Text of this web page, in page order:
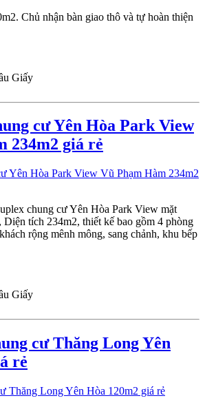
Chủ nhận bàn giao thô và tự hoàn thiện
Giấy
cư Yên Hòa Park View
234m2 giá rẻ
chung cư Yên Hòa Park View mặt
tích 234m2, thiết kế bao gồm 4 phòng
rộng mênh mông, sang chảnh, khu bếp
Giấy
cư Thăng Long Yên
rẻ